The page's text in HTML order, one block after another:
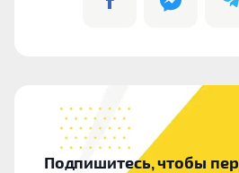
Подпишитесь, чтобы